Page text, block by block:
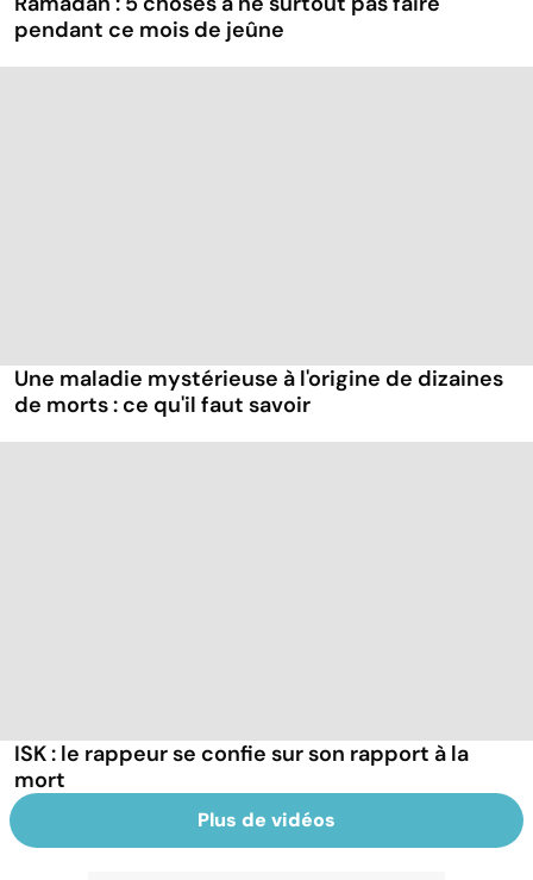
pendant ce mois de jeûne
Une maladie mystérieuse à l'origine de dizaines
de morts : ce qu'il faut savoir
ISK : le rappeur se confie sur son rapport à la
mort
Plus de vidéos